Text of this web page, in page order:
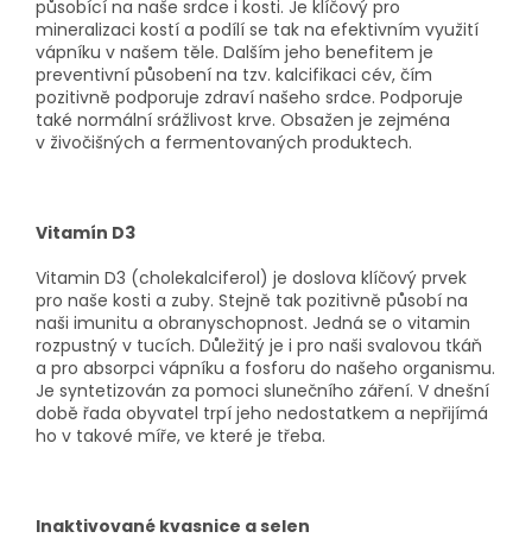
působící na naše srdce i kosti. Je klíčový pro
mineralizaci kostí a podílí se tak na efektivním využití
vápníku v našem těle. Dalším jeho benefitem je
preventivní působení na tzv. kalcifikaci cév, čím
pozitivně podporuje zdraví našeho srdce. Podporuje
také normální srážlivost krve. Obsažen je zejména
v živočišných a fermentovaných produktech.
Vitamín D3
Vitamin D3 (cholekalciferol) je doslova klíčový prvek
pro naše kosti a zuby. Stejně tak pozitivně působí na
naši imunitu a obranyschopnost. Jedná se o vitamin
rozpustný v tucích. Důležitý je i pro naši svalovou tkáň
a pro absorpci vápníku a fosforu do našeho organismu.
Je syntetizován za pomoci slunečního záření. V dnešní
době řada obyvatel trpí jeho nedostatkem a nepřijímá
ho v takové míře, ve které je třeba.
Inaktivované kvasnice a selen